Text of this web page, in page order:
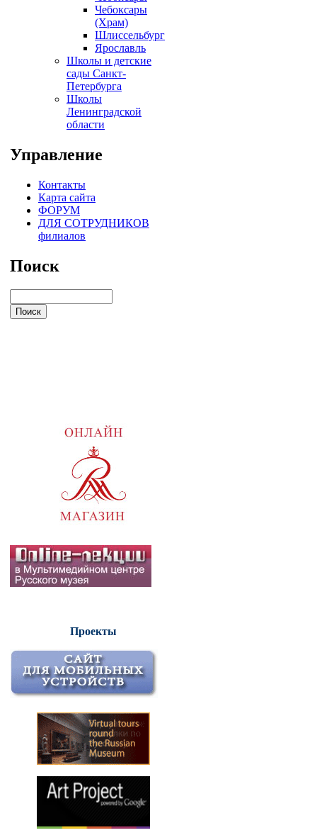
Чебоксары
(Храм)
Шлиссельбург
Ярославль
Школы и детские
сады Санкт-
Петербурга
Школы
Ленинградской
области
Управление
Контакты
Карта сайта
ФОРУМ
ДЛЯ СОТРУДНИКОВ
филиалов
Поиск
Проекты